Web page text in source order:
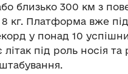
близько 300 км з
кг. Платформа вже
у понад 10
під роль носія та